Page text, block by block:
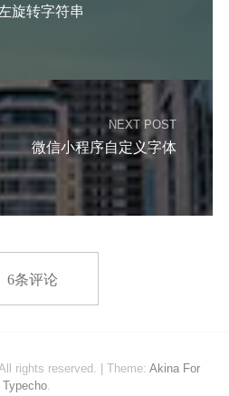
旋转字符串
NEXT POST
微信小程序自定义字体
6条评论
rights reserved. | Theme: Akina For
Typecho.